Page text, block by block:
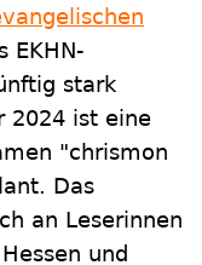
EKHN-
stark
2024 ist eine
"chrismon
Das
an Leserinnen
und